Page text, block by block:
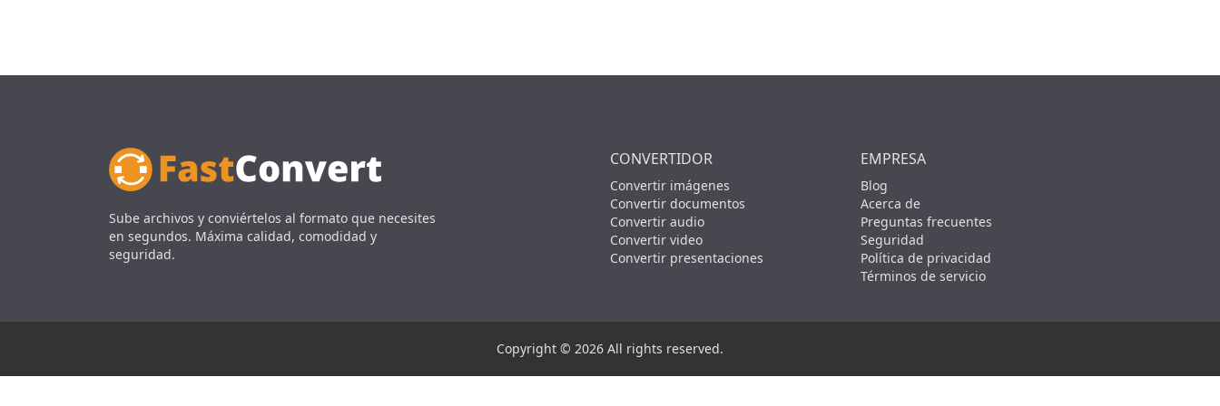
Sube archivos y conviértelos al formato que necesites
en segundos. Máxima calidad, comodidad y
seguridad.
CONVERTIDOR
Convertir imágenes
Convertir documentos
Convertir audio
Convertir video
Convertir presentaciones
EMPRESA
Blog
Acerca de
Preguntas frecuentes
Seguridad
Política de privacidad
Términos de servicio
Copyright © 2026 All rights reserved.